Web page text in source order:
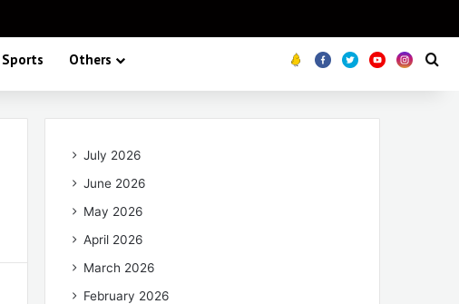
Sports Others Koo FB TwitterYoutube
July 2026
June 2026
May 2026
April 2026
March 2026
February 2026